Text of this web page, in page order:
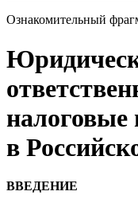
Ознакомительный
в
ВВЕДЕНИЕ